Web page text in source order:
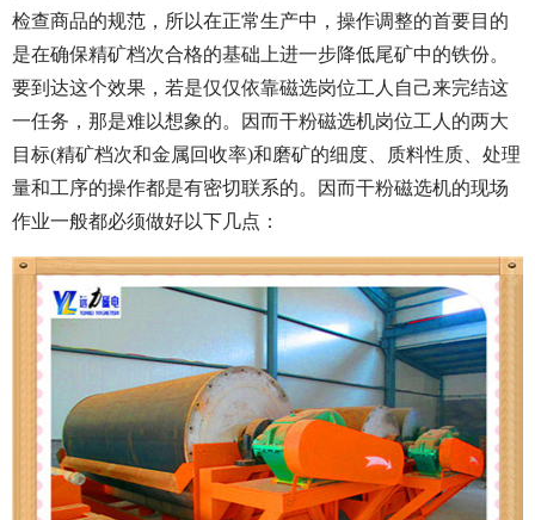
检查商品的规范，所以在正常生产中，操作调整的首要目的
是在确保精矿档次合格的基础上进一步降低尾矿中的铁份。
要到达这个效果，若是仅仅依靠磁选岗位工人自己来完结这
一任务，那是难以想象的。因而干粉磁选机岗位工人的两大
目标(精矿档次和金属回收率)和磨矿的细度、质料性质、处理
量和工序的操作都是有密切联系的。因而干粉磁选机的现场
作业一般都必须做好以下几点：